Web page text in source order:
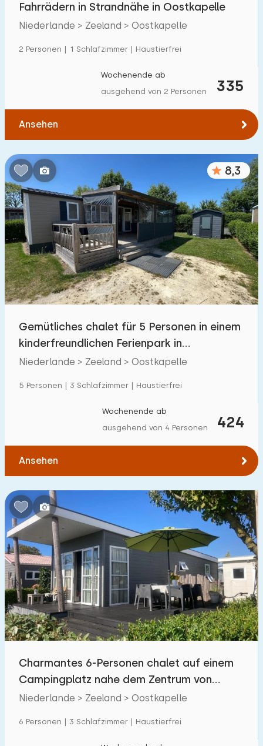
Fahrrädern in Strandnähe in Oostkapelle
Niederlande > Zeeland > Oostkapelle
2 Personen | 1 Schlafzimmer | Haustierfrei
335
Wochenende ab
ausgehend von 2 Personen
Ansehen
8,3
Gemütliches chalet für 5 Personen in einem
kinderfreundlichen Ferienpark in
Oostkapelle
Niederlande > Zeeland > Oostkapelle
5 Personen | 3 Schlafzimmer | Haustierfrei
424
Wochenende ab
ausgehend von 4 Personen
Ansehen
Charmantes 6-Personen chalet auf einem
Campingplatz nahe dem Zentrum von
Oostkapelle
Niederlande > Zeeland > Oostkapelle
6 Personen | 3 Schlafzimmer | Haustierfrei